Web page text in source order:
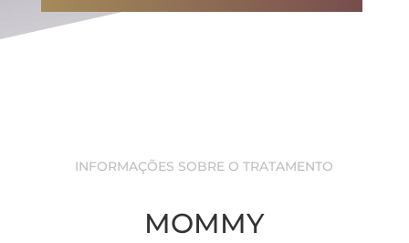
INFORMAÇÕES SOBRE O TRATAMENTO
MOMMY